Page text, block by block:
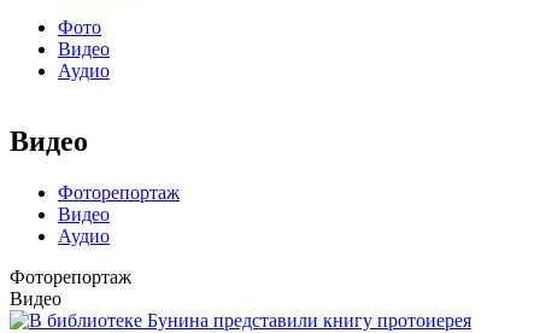
Фото
Видео
Аудио
Видео
Фоторепортаж
Видео
Аудио
Фоторепортаж
Видео